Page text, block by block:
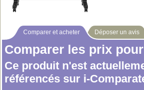
Comparer et acheter Déposer un avis
Comparer les prix
Ce produit n'est
référencés sur i-